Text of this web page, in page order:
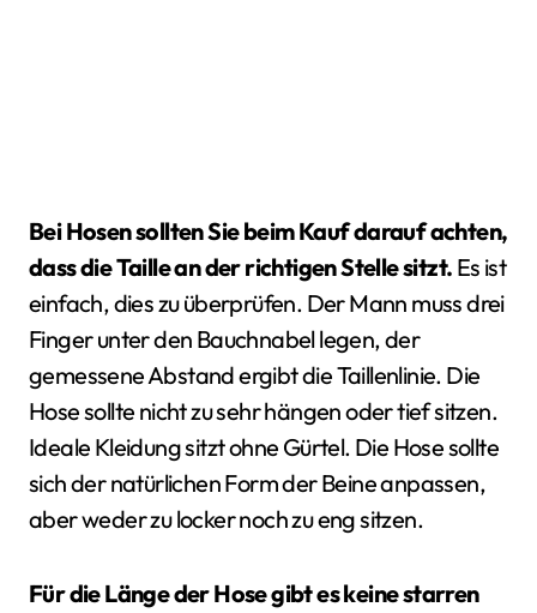
Bei Hosen sollten Sie beim Kauf darauf achten,
dass die Taille an der richtigen Stelle sitzt. Es ist
einfach, dies zu überprüfen. Der Mann muss drei
Finger unter den Bauchnabel legen, der
gemessene Abstand ergibt die Taillenlinie. Die
Hose sollte nicht zu sehr hängen oder tief sitzen.
Ideale Kleidung sitzt ohne Gürtel. Die Hose sollte
sich der natürlichen Form der Beine anpassen,
aber weder zu locker noch zu eng sitzen.
Für die Länge der Hose gibt es keine starren